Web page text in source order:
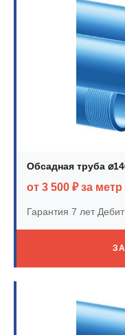
Обсадная труба
от 3 500 ₽ за метр
Гарантия 7 летДебит